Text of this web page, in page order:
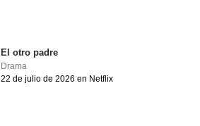
El otro padre
Drama
22 de julio de 2026 en Netflix